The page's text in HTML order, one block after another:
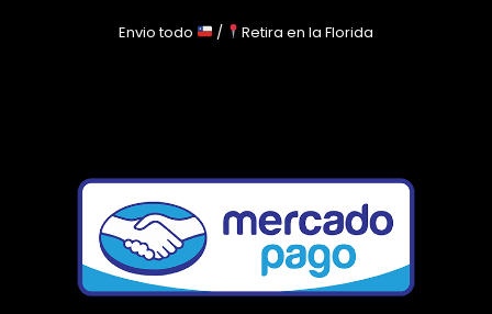
Envio todo / Retira en la Florida